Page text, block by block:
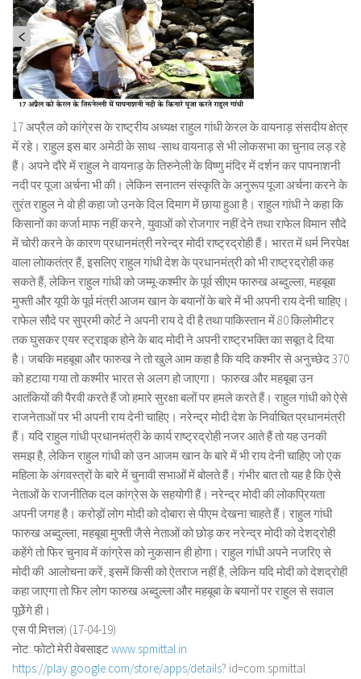
17 अप्रैल को कांगे्रस के राष्ट्रीय अध्यक्ष राहुल गांधी केरल के वायनाड़ संसदीय क्षेत्र
में रहे। राहुल इस बार अमेठी के साथ -साथ वायनाड़ से भी लोकसभा का चुनाव लड़ रहे
हैं। अपने दौरे में राहुल ने वायनाड़ के तिरुनेली के विष्णु मंदिर में दर्शन कर पापनाशनी
नदी पर पूजा अर्चना भी की। लेकिन सनातन संस्कृति के अनुरूप पूजा अर्चना करने के
तुरंत राहुल ने वो ही कहा जो उनके दिल दिमाग में छाया हुआ है। राहुल गांधी ने कहा कि
किसानों का कर्जा माफ नहीं करने, युवाओं को रोजगार नहीं देने तथा राफेल विमान सौदे
में चोरी करने के कारण प्रधानमंत्री नरेन्द्र मोदी राष्ट्रद्रोही हैं। भारत में धर्म निरपेक्ष
वाला लोाकतंत्र हैं, इसलिए राहुल गांधी देश के प्रधानमंत्री को भी राष्ट्रद्रोही कह
सकते हैं, लेकिन राहुल गांधी को जम्मू-कश्मीर के पूर्व सीएम फारुख अब्दुल्ला, महबूबा
मुफ्ती और यूपी के पूर्व मंत्री आजम खान के बयानों के बारे में भी अपनी राय देनी चाहिए।
राफेल सौदे पर सुप्रमी कोर्ट ने अपनी राय दे दी है तथा पाकिस्तान में 80 किलोमीटर
तक घुसकर एयर स्ट्राइक होने के बाद मोदी ने अपनी राष्ट्रभक्ति का सबूत दे दिया
है। जबकि महबूबा और फारुख ने तो खुले आम कहा है कि यदि कश्मीर से अनुच्छेद 370
को हटाया गया तो कश्मीर भारत से अलग हो जाएगा। फारुख और महबूबा उन
आतंकियों की पैरवी करते हैं जो हमारे सुरक्षा बलों पर हमले करते हैं। राहुल गांधी को ऐसे
राजनेताओं पर भी अपनी राय देनी चाहिए। नरेन्द्र मोदी देश के निर्वाचित प्रधानमंत्री
हैं। यदि राहुल गांधी प्रधानमंत्री के कार्य राष्ट्रद्रोही नजर आते हैं तो यह उनकी
समझ है, लेकिन राहुल गांधी को उन आजम खान के बारे में भी राय देनी चाहिए जो एक
महिला के अंगवस्त्रों के बारे में चुनावी सभाओं में बोलते हैं। गंभीर बात तो यह है कि ऐसे
नेताओं के राजनीतिक दल कांग्रेस के सहयोगी हैं। नरेन्द्र मोदी की लोकप्रियता
अपनी जगह है। करोड़ों लोग मोदी को दोबारा से पीएम देखना चाहते हैं। राहुल गांधी
फारुख अब्दुल्ला, महबूबा मुफ्ती जैसे नेताओं को छोड़ कर नरेन्द्र मोदी को देशद्रोही
कहेंगे तो फिर चुनाव में कांग्रेस को नुकसान ही होगा। राहुल गांधी अपने नजरिए से
मोदी की आलोचना करें, इसमें किसी को ऐतराज नहीं है, लेकिन यदि मोदी को देशद्रोही
कहा जाएगा तो फिर लोग फारुख अब्दुल्ला और महबूबा के बयानों पर राहुल से सवाल
पूछेेंगे ही।
एस.पी.मित्तल) (17-04-19)
नोट: फोटो मेरी वेबसाइटwww.spmittal.in
https://play.google.com/store/apps/details? id=com.spmittal